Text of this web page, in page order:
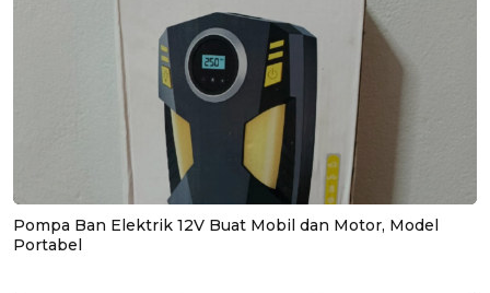
Pompa Ban Elektrik 12V Buat Mobil dan Motor, Model
Portabel